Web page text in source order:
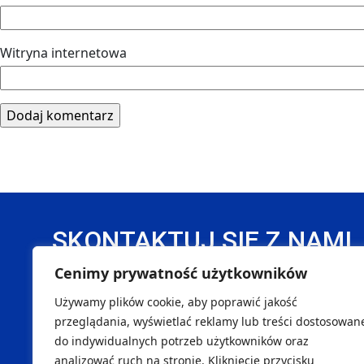
Cenimy prywatność użytkowników
Używamy plików cookie, aby poprawić jakość
przeglądania, wyświetlać reklamy lub treści
do indywidualnych potrzeb użytkowników oraz
analizować ruch na stronie. Kliknięcie przycisku
Witryna internetowa
SKONTAKTUJ SIĘ Z NAMI
DANE REJESTROWE
Handball Pałac Tarnów Sp. z o. o.
NIP 8733299996